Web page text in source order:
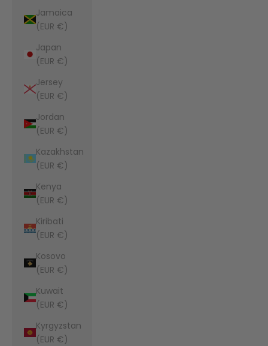
Jamaica
(EUR €)
Japan
(EUR €)
Jersey
(EUR €)
Jordan
(EUR €)
Kazakhstan
(EUR €)
Kenya
(EUR €)
Kiribati
(EUR €)
Kosovo
(EUR €)
Kuwait
(EUR €)
Kyrgyzstan
(EUR €)